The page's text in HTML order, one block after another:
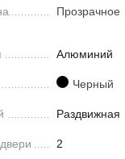
Прозрачное
Алюминий
Черный
Раздвижная
2